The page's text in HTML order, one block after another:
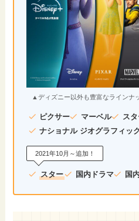
▲ディズニー以外も豊富なラインナ
ピクサー マーベル
ス
ナショナル ジオグラフィック
2021年10月～追加！
スター 国内ドラマ 国